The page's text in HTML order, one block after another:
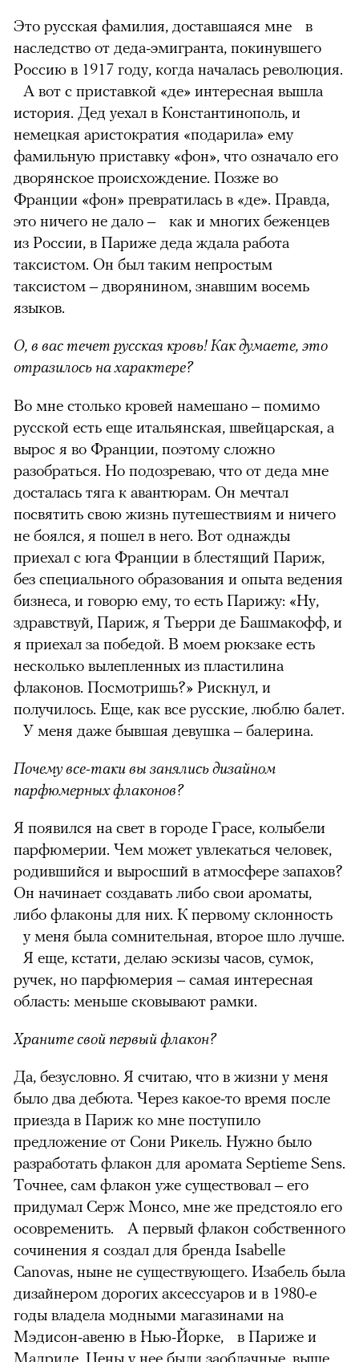
Это русская фамилия, доставшаяся мне в
наследство от деда-эмигранта, покинувшего
Россию в 1917 году, когда началась революция.
А вот с приставкой «де» интересная вышла
история. Дед уехал в Константинополь, и
немецкая аристократия «подарила» ему
фамильную приставку «фон», что означало его
дворянское происхождение. Позже во
Франции «фон» превратилась в «де». Правда,
это ничего не дало – как и многих беженцев
из России, в Париже деда ждала работа
таксистом. Он был таким непростым
таксистом – дворянином, знавшим восемь
языков.
О, в вас течет русская кровь! Как думаете, это
отразилось на характере?
Во мне столько кровей намешано – помимо
русской есть еще итальянская, швейцарская, а
вырос я во Франции, поэтому сложно
разобраться. Но подозреваю, что от деда мне
досталась тяга к авантюрам. Он мечтал
посвятить свою жизнь путешествиям и ничего
не боялся, я пошел в него. Вот однажды
приехал с юга Франции в блестящий Париж,
без специального образования и опыта ведения
бизнеса, и говорю ему, то есть Парижу: «Ну,
здравствуй, Париж, я Тьерри де Башмакофф, и
я приехал за победой. В моем рюкзаке есть
несколько вылепленных из пластилина
флаконов. Посмотришь?» Рискнул, и
получилось. Еще, как все русские, люблю балет.
У меня даже бывшая девушка – балерина.
Почему все-таки вы занялись дизайном
парфюмерных флаконов?
Я появился на свет в городе Грасе, колыбели
парфюмерии. Чем может увлекаться человек,
родившийся и выросший в атмосфере запахов?
Он начинает создавать либо свои ароматы,
либо флаконы для них. К первому склонность
у меня была сомнительная, второе шло лучше.
Я еще, кстати, делаю эскизы часов, сумок,
ручек, но парфюмерия – самая интересная
область: меньше сковывают рамки.
Храните свой первый флакон?
Да, безусловно. Я считаю, что в жизни у меня
было два дебюта. Через какое-то время после
приезда в Париж ко мне поступило
предложение от Сони Рикель. Нужно было
разработать флакон для аромата Septieme Sens.
Точнее, сам флакон уже существовал – его
придумал Серж Монсо, мне же предстояло его
осовременить. А первый флакон собственного
сочинения я создал для бренда Isabelle
Canovas, ныне не существующего. Изабель была
дизайнером дорогих аксессуаров и в 1980-е
годы владела модными магазинами на
Мэдисон-авеню в Нью-Йорке, в Париже и
Мадриде. Цены у нее были заоблачные, выше,